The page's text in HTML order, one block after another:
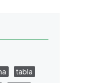
tabla